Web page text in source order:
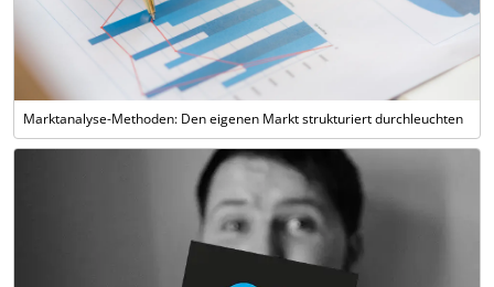
Marktanalyse-Methoden: Den eigenen Markt strukturiert durchleuchten